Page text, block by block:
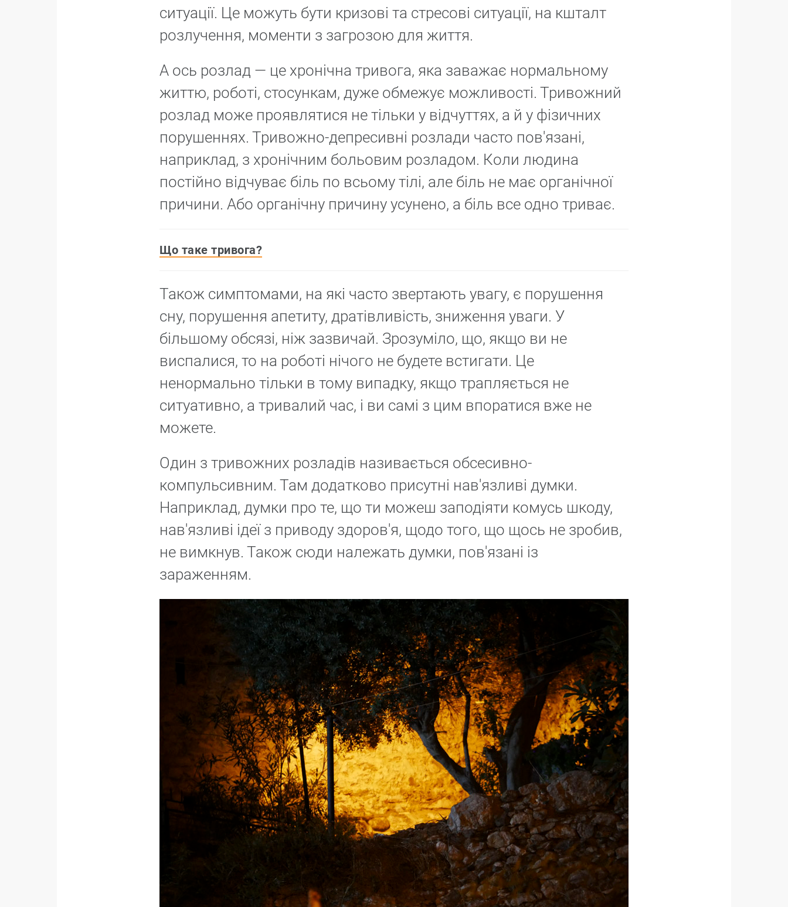
ситуації. Це можуть бути кризові та стресові ситуації, на кшталт
розлучення, моменти з загрозою для життя.
А ось розлад — це хронічна тривога, яка заважає нормальному
життю, роботі, стосункам, дуже обмежує можливості. Тривожний
розлад може проявлятися не тільки у відчуттях, а й у фізичних
порушеннях. Тривожно-депресивні розлади часто пов'язані,
наприклад, з хронічним больовим розладом. Коли людина
постійно відчуває біль по всьому тілі, але біль не має органічної
причини. Або органічну причину усунено, а біль все одно триває.
Що таке тривога?
Також симптомами, на які часто звертають увагу, є порушення
сну, порушення апетиту, дратівливість, зниження уваги. У
більшому обсязі, ніж зазвичай. Зрозуміло, що, якщо ви не
виспалися, то на роботі нічого не будете встигати. Це
ненормально тільки в тому випадку, якщо трапляється не
ситуативно, а тривалий час, і ви самі з цим впоратися вже не
можете.
Один з тривожних розладів називається обсесивно-
компульсивним. Там додатково присутні нав'язливі думки.
Наприклад, думки про те, що ти можеш заподіяти комусь шкоду,
нав'язливі ідеї з приводу здоров'я, щодо того, що щось не зробив,
не вимкнув. Також сюди належать думки, пов'язані із
зараженням.